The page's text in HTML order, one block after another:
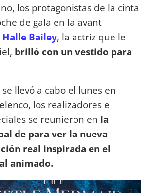
los protagonistas de la cinta
de gala en la avant
Halle Bailey, la actriz que le
brilló con un vestido para
llevó a cabo el lunes en
los realizadores e
se reunieron en la
de para ver la nueva
real inspirada en el
animado.